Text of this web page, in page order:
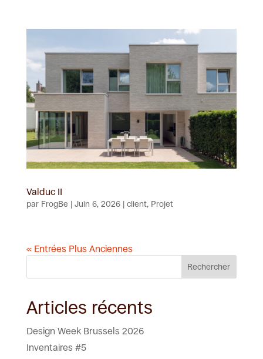
Valduc II
par FrogBe | Juin 6, 2026| client, Projet
« Entrées Plus Anciennes
Rechercher
Articles récents
Design Week Brussels 2026
Inventaires #5